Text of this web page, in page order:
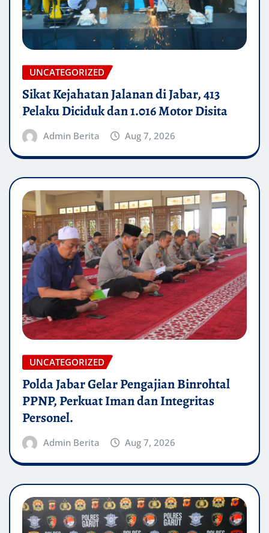
UNCATEGORIZED
Sikat Kejahatan Jalanan di Jabar, 413
Pelaku Diciduk dan 1.016 Motor Disita
Admin Berita Aug 7, 2026
UNCATEGORIZED
Polda Jabar Gelar Pengajian Binrohtal
PPNP, Perkuat Iman dan Integritas
Personel.
Admin Berita Aug 7, 2026